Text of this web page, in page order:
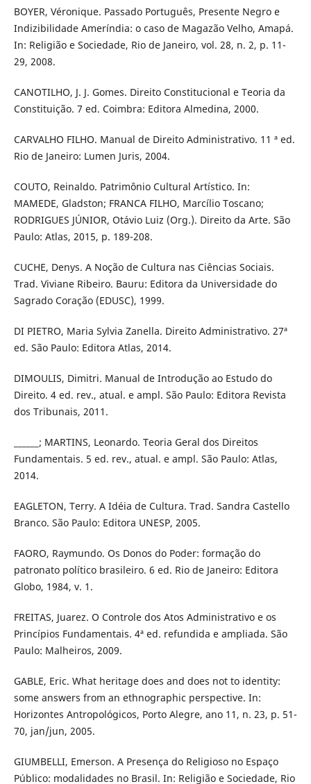
BOYER, Véronique. Passado Português, Presente Negro e
Indizibilidade Ameríndia: o caso de Magazão Velho, Amapá.
In: Religião e Sociedade, Rio de Janeiro, vol. 28, n. 2, p. 11-
29, 2008.
CANOTILHO, J. J. Gomes. Direito Constitucional e Teoria da
Constituição. 7 ed. Coimbra: Editora Almedina, 2000.
CARVALHO FILHO. Manual de Direito Administrativo. 11 ª ed.
Rio de Janeiro: Lumen Juris, 2004.
COUTO, Reinaldo. Patrimônio Cultural Artístico. In:
MAMEDE, Gladston; FRANCA FILHO, Marcílio Toscano;
RODRIGUES JÚNIOR, Otávio Luiz (Org.). Direito da Arte. São
Paulo: Atlas, 2015, p. 189-208.
CUCHE, Denys. A Noção de Cultura nas Ciências Sociais.
Trad. Viviane Ribeiro. Bauru: Editora da Universidade do
Sagrado Coração (EDUSC), 1999.
DI PIETRO, Maria Sylvia Zanella. Direito Administrativo. 27ª
ed. São Paulo: Editora Atlas, 2014.
DIMOULIS, Dimitri. Manual de Introdução ao Estudo do
Direito. 4 ed. rev., atual. e ampl. São Paulo: Editora Revista
dos Tribunais, 2011.
______; MARTINS, Leonardo. Teoria Geral dos Direitos
Fundamentais. 5 ed. rev., atual. e ampl. São Paulo: Atlas,
2014.
EAGLETON, Terry. A Idéia de Cultura. Trad. Sandra Castello
Branco. São Paulo: Editora UNESP, 2005.
FAORO, Raymundo. Os Donos do Poder: formação do
patronato político brasileiro. 6 ed. Rio de Janeiro: Editora
Globo, 1984, v. 1.
FREITAS, Juarez. O Controle dos Atos Administrativo e os
Princípios Fundamentais. 4ª ed. refundida e ampliada. São
Paulo: Malheiros, 2009.
GABLE, Eric. What heritage does and does not to identity:
some answers from an ethnographic perspective. In:
Horizontes Antropológicos, Porto Alegre, ano 11, n. 23, p. 51-
70, jan/jun, 2005.
GIUMBELLI, Emerson. A Presença do Religioso no Espaço
Público: modalidades no Brasil. In: Religião e Sociedade, Rio